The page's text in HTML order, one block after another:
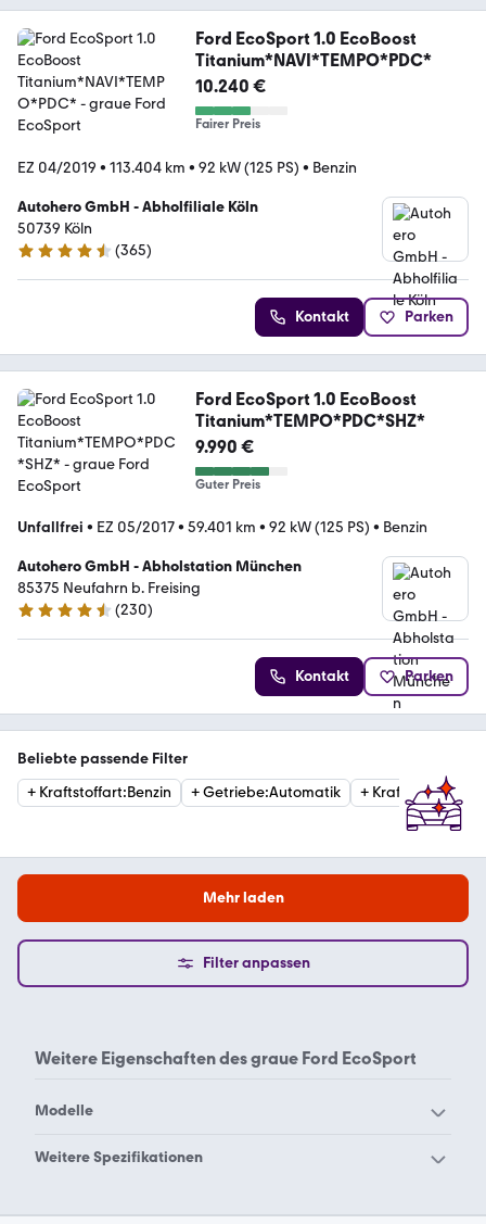
Ford EcoSport 1.0 EcoBoost
Titanium*NAVI*TEMPO*PDC*
10.240 €
Fairer Preis
EZ 04/2019 • 113.404 km • 92 kW (125 PS) • Benzin
Autohero GmbH - Abholfiliale Köln
50739 Köln
4.6 Sterne
(365)
Kontakt Parken
Ford EcoSport 1.0 EcoBoost
Titanium*TEMPO*PDC*SHZ*
9.990 €
Guter Preis
Unfallfrei • EZ 05/2017• 59.401 km • 92 kW (125 PS) • Benzin
Autohero GmbH - Abholstation München
85375 Neufahrn b. Freising
4.4 Sterne
(230)
Kontakt Parken
Beliebte passende Filter
+ Kraftstoffart:Benzin +Getriebe:Automatik + Kraftstoffart
Mehr laden
Filter anpassen
Weitere Eigenschaften desgraue Ford EcoSport
Modelle
Ford Aerostar
Weitere Spezifikationen